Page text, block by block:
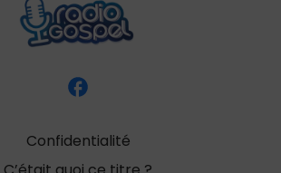
Confidentialité